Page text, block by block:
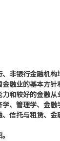
非银行金融机
融业的基本方
和较好的金融从
、管理学、金
信托与租赁、